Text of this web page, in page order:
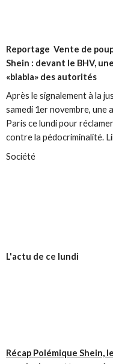
Reportage Vente de
Shein : devant le BHV,
«blabla» des autorités
Après le signalement à la
samedi 1er novembre, une
Paris ce lundi pour
contre la pédocriminalité.
Société
L'actu de ce lundi
Récap Polémique Shein,